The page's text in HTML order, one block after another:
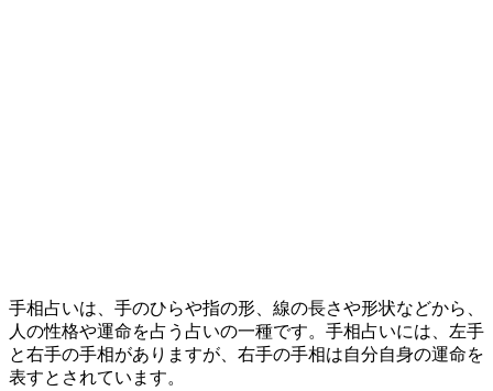
手相占いは、手のひらや指の形、線の長さや形状などから、
人の性格や運命を占う占いの一種です。手相占いには、左手
と右手の手相がありますが、右手の手相は自分自身の運命を
表すとされています。